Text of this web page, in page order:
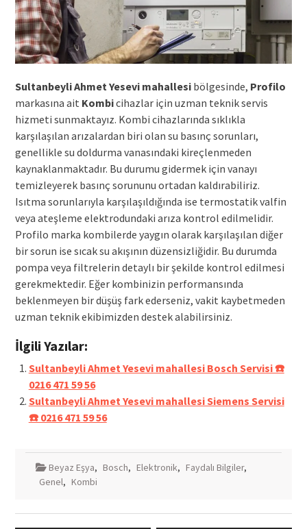
Sultanbeyli Ahmet Yesevi mahallesibölgesinde, Profilo
markasına ait Kombicihazlar için uzman teknik servis
hizmeti sunmaktayız. Kombi cihazlarında sıklıkla
karşılaşılan arızalardan biri olan su basınç sorunları,
genellikle su doldurma vanasındaki kireçlenmeden
kaynaklanmaktadır. Bu durumu gidermek için vanayı
temizleyerek basınç sorununu ortadan kaldırabiliriz.
Isıtma sorunlarıyla karşılaşıldığında ise termostatik valfin
veya ateşleme elektrodundaki arıza kontrol edilmelidir.
Profilo marka kombilerde yaygın olarak karşılaşılan diğer
bir sorun ise sıcak su akışının düzensizliğidir. Bu durumda
pompa veya filtrelerin detaylı bir şekilde kontrol edilmesi
gerekmektedir. Eğer kombinizin performansında
beklenmeyen bir düşüş fark ederseniz, vakit kaybetmeden
uzman teknik ekibimizden destek alabilirsiniz.
İlgili Yazılar:
Sultanbeyli Ahmet Yesevi mahallesi Bosch Servisi ☎️
0216 471 59 56
Sultanbeyli Ahmet Yesevi mahallesi Siemens Servisi
☎️ 0216 471 59 56
Beyaz Eşya, Bosch, Elektronik, Faydalı Bilgiler,
Genel, Kombi